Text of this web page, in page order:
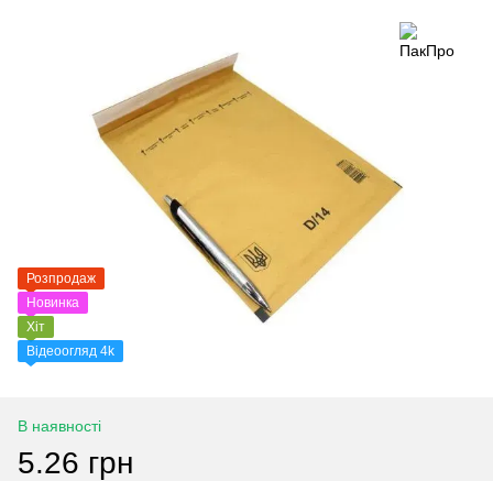
Розпродаж
Новинка
Хіт
Відеоогляд 4k
В наявності
5.26 грн